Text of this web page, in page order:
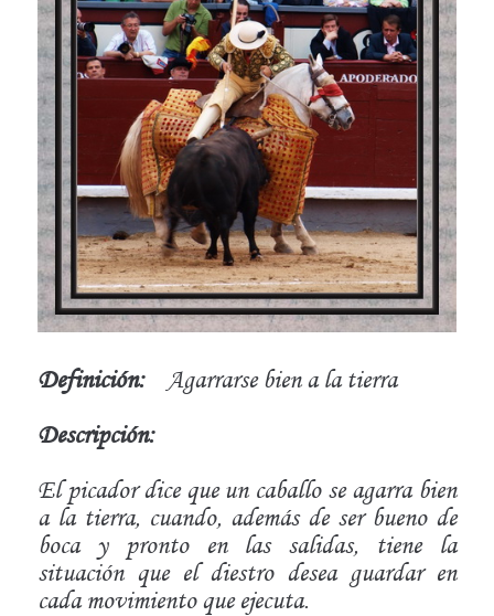
Definición:
Agarrarse bien a la tierra
Descripción:
El picador dice que un caballo se agarra bien
a la tierra, cuando, además de ser bueno de
boca y pronto en las salidas, tiene la
situación que el diestro desea guardar en
cada movimiento que ejecuta.